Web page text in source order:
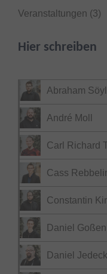
Veranstaltungen (3)
Hier schreiben
Abraham
André Moll
Carl Richard
Cass
Constantin
Daniel Goßen
Daniel